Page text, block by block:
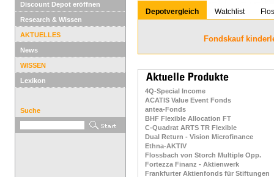
Discount Depot eröffnen
Research & Wissen
AKTUELLES
News
WISSEN
Lexikon
Suche
Depotvergleich Watchlist
Fondskauf
4Q-Special Income
ACATIS Value Event Fonds
antea-Fonds
BHF Flexible Allocation FT
C-Quadrat ARTS TR Flexible
Dual Return - Vision Microfinance
Ethna-AKTIV
Flossbach von Storch Multiple Opp.
Fortezza Finanz - Aktienwerk
Frankfurter Aktienfonds für Stiftungen